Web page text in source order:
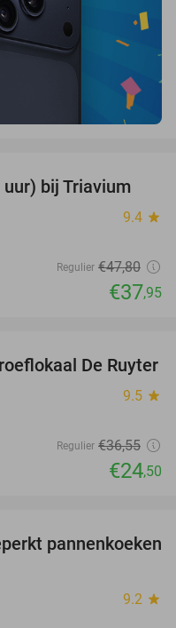
21%
bij Triavium
9.4 star
Regulier €47,80
€37,95
33%
De Ruyter
9.5 star
Regulier €36,55
€24,50
30%
pannenkoeken
9.2 star